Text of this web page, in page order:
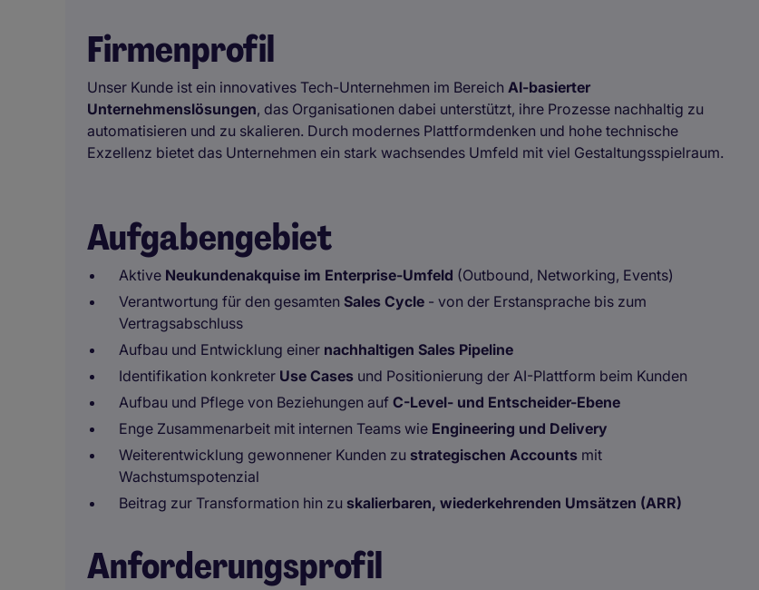
Firmenprofil
Unser Kunde ist ein innovatives Tech-Unternehmen im Bereich AI-basierter
Unternehmenslösungen, das Organisationen dabei unterstützt, ihre Prozesse nachhaltig zu
automatisieren und zu skalieren. Durch modernes Plattformdenken und hohe technische
Exzellenz bietet das Unternehmen ein stark wachsendes Umfeld mit viel Gestaltungsspielraum.
Aufgabengebiet
Aktive Neukundenakquise im Enterprise-Umfeld (Outbound, Networking, Events)
Verantwortung für den gesamten Sales Cycle - von der Erstansprache bis zum
Vertragsabschluss
Aufbau und Entwicklung einer nachhaltigen Sales Pipeline
Identifikation konkreter Use Cases und Positionierung der AI-Plattform beim Kunden
Aufbau und Pflege von Beziehungen auf C-Level- und Entscheider-Ebene
Enge Zusammenarbeit mit internen Teams wie Engineering und Delivery
Weiterentwicklung gewonnener Kunden zu strategischen Accounts mit
Wachstumspotenzial
Beitrag zur Transformation hin zu skalierbaren, wiederkehrenden Umsätzen (ARR)
Anforderungsprofil